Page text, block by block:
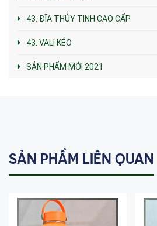
43. ĐĨA THỦY TINH CAO CẤP
43. VALI KÉO
SẢN PHẨM MỚI 2021
SẢN PHẨM LIÊN QUAN